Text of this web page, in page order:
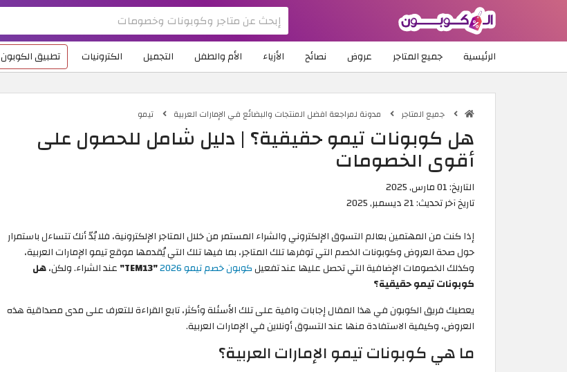
الرئيسية جميع المتاجر عروض نصائح الأزياء الأم والطفل التجميل الكترونيات تطبيق الكوبون
جميع المتاجر مدونة لمراجعة افضل المنتجات والبضائع في الإمارات العربية تيمو
هل كوبونات تيمو حقيقية؟ | دليل شامل للحصول على
أقوى الخصومات
التاريخ:01 مارس, 2025
تاريخ آخر تحديث:21 ديسمبر, 2025
إذا كنت من المهتمين بعالم التسوق الإلكتروني والشراء المستمر من خلال المتاجر الإلكترونية، فلا بُدّ أنك تتساءل باستمرار
حول صحة العروض وكوبونات الخصم التي توفرها تلك المتاجر، بما فيها تلك التي يُقدمها موقع تيمو الإمارات العربية،
وكذلك الخصومات الإضافية التي تحصل عليها عند تفعيلكوبون خصم تيمو 2026 "TEM13" عند الشراء. ولكن،هل
كوبونات تيمو حقيقية؟
يعطيك فريق الكوبون في هذا المقال إجابات وافية على تلك الأسئلة وأكثر، تابع القراءة للتعرف على مدى مصداقية هذه
العروض، وكيفية الاستفادة منها عند التسوق أونلاين في الإمارات العربية.
ما هي كوبونات تيمو الإمارات العربية؟